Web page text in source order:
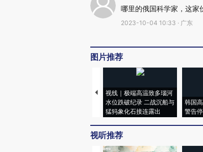
哪里的俄国科学家，这家
2023-10-04 10:33 · 广东
图片推荐
视线｜极端高温致多瑙河
水位跌破纪录 二战沉船与
猛犸象化石接连露出
韩国
警告
视听推荐